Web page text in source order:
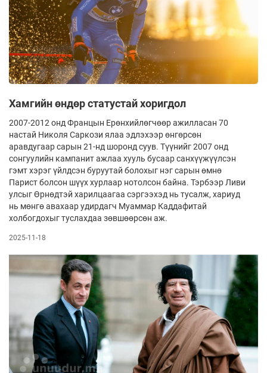
Хамгийн өндөр статустай хоригдол
2007-2012 онд Францын Ерөнхийлөгчөөр ажилласан 70
настай Николя Саркози ялаа эдлэхээр өнгөрсөн
аравдугаар сарын 21-нд шоронд суув. Түүнийг 2007 онд
сонгуулийн кампанит ажлаа хууль бусаар санхүүжүүлсэн
гэмт хэрэг үйлдсэн буруутай болохыг нэг сарын өмнө
Парист болсон шүүх хурлаар нотолсон байна. Тэрбээр Ливи
улсыг Өрнөдтэй харилцаагаа сэргээхэд нь тусалж, хариуд
нь мөнгө авахаар удирдагч Муаммар Каддафитай
холбогдохыг туслахдаа зөвшөөрсөн аж.
2025-11-18